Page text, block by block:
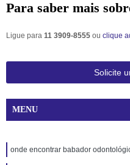
Para saber mais
Ligue para 11 3909-8555 ou clique
Solicite
MENU
onde encontrar babador